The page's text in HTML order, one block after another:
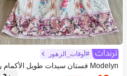
#أوقات_الزهور
Modelyn فستان سيدات طويل الأكمام ر
قبة على شكل حرف V بطبعة زهور ولوح